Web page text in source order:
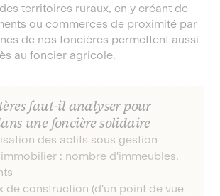
territoires ruraux, en y créant de
ou commerces de proximité par
de nos foncières permettent aussi
au foncier agricole.
faut-il analyser pour
une foncière solidaire
des actifs sous gestion
: nombre d'immeubles,
de construction (d'un point de vue